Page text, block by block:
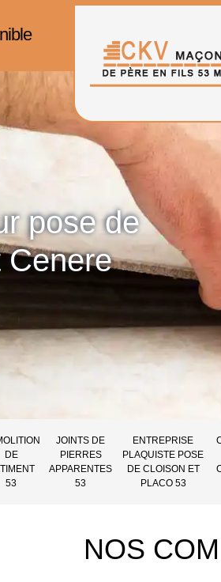
pose de
Cenere
DE
53
JOINTS DE
PIERRES
APPARENTES
53
ENTREPRISE
PLAQUISTE POSE
DE CLOISON ET
PLACO 53
NOS